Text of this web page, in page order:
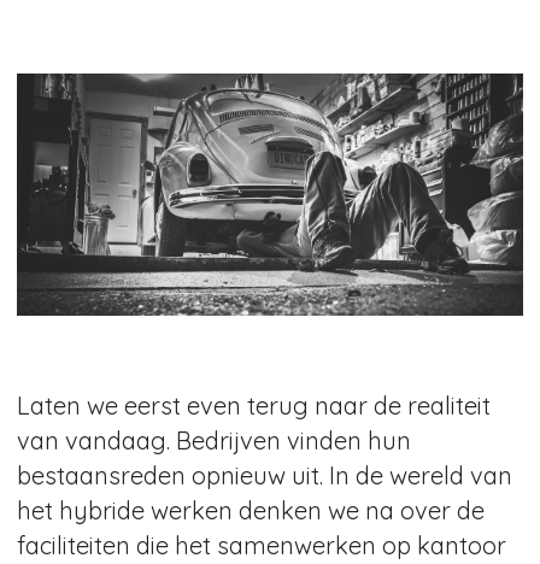
Laten we eerst even terug naar de realiteit
van vandaag. Bedrijven vinden hun
bestaansreden opnieuw uit. In de wereld van
het hybride werken denken we na over de
faciliteiten die het samenwerken op kantoor